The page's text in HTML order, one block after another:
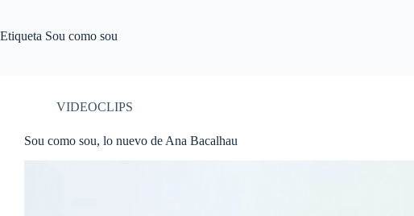
Etiqueta Sou como sou
VIDEOCLIPS
Sou como sou, lo nuevo de Ana Bacalhau